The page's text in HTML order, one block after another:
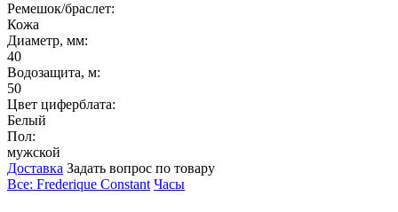
Ремешок/браслет:
Кожа
Диаметр, мм:
40
Водозащита, м:
50
Цвет циферблата:
Белый
Пол:
мужской
Доставка Задать вопрос по товару
Все: Frederique Constant Часы